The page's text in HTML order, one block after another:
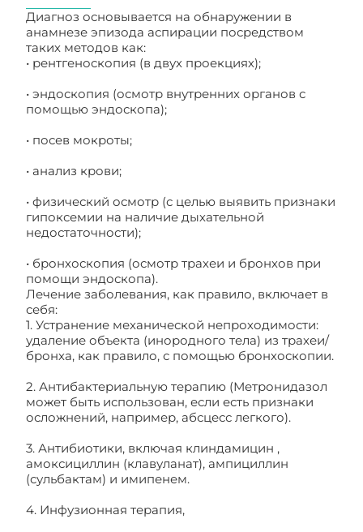
Диагноз основывается на обнаружении в
анамнезе эпизода аспирации посредством
таких методов как:
• рентгеноскопия (в двух проекциях);
• эндоскопия (осмотр внутренних органов с
помощью эндоскопа);
• посев мокроты;
• анализ крови;
• физический осмотр (с целью выявить признаки
гипоксемии на наличие дыхательной
недостаточности);
• бронхоскопия (осмотр трахеи и бронхов при
помощи эндоскопа).
Лечение заболевания, как правило, включает в
себя:
1. Устранение механической непроходимости:
удаление объекта (инородного тела) из трахеи/
бронха, как правило, с помощью бронхоскопии.
2. Антибактериальную терапию (Метронидазол
может быть использован, если есть признаки
осложнений, например, абсцесс легкого).
3. Антибиотики, включая клиндамицин ,
амоксициллин (клавуланат), ампициллин
(сульбактам) и имипенем.
4. Инфузионная терапия,